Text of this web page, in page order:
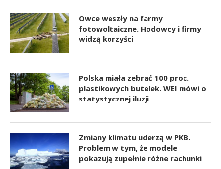
Owce weszły na farmy
fotowoltaiczne. Hodowcy i firmy
widzą korzyści
Polska miała zebrać 100 proc.
plastikowych butelek. WEI mówi o
statystycznej iluzji
Zmiany klimatu uderzą w PKB.
Problem w tym, że modele
pokazują zupełnie różne rachunki